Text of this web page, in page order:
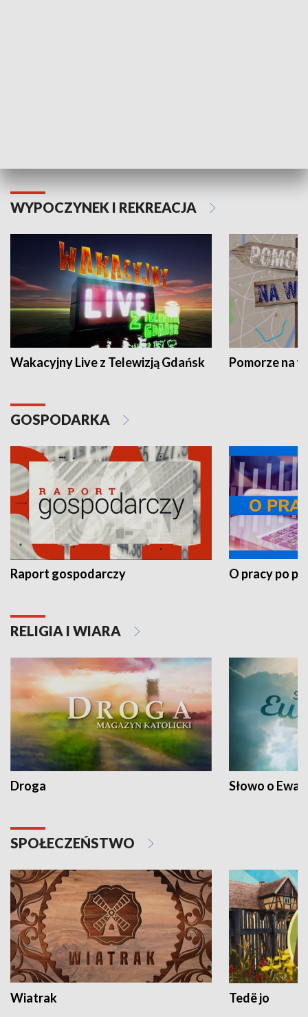
WYPOCZYNEK I REKREACJA
Wakacyjny Live z Telewizją Gdańsk Pomorze na
GOSPODARKA
Raport gospodarczy O pracy po
RELIGIA I WIARA
Droga Słowo o
SPOŁECZEŃSTWO
Wiatrak Tedë jo